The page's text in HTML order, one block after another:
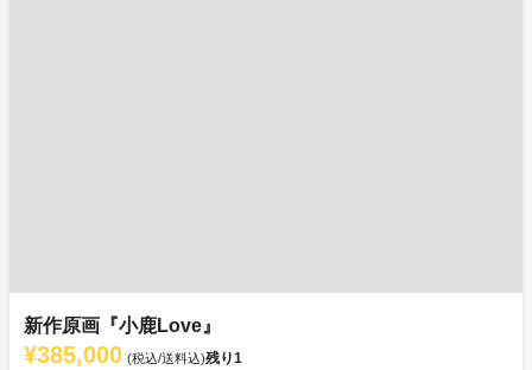
新作原画『小鹿Love』
¥385,000 (税込/送料込)残り1